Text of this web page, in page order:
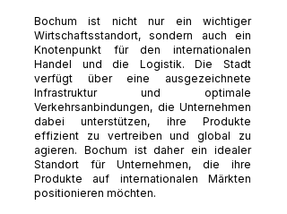
Bochum ist nicht nur ein wichtiger
Wirtschaftsstandort, sondern auch ein
Knotenpunkt für den internationalen
Handel und die Logistik. Die Stadt
verfügt über eine ausgezeichnete
Infrastruktur und optimale
Verkehrsanbindungen, die Unternehmen
dabei unterstützen, ihre Produkte
effizient zu vertreiben und global zu
agieren. Bochum ist daher ein idealer
Standort für Unternehmen, die ihre
Produkte auf internationalen Märkten
positionieren möchten.